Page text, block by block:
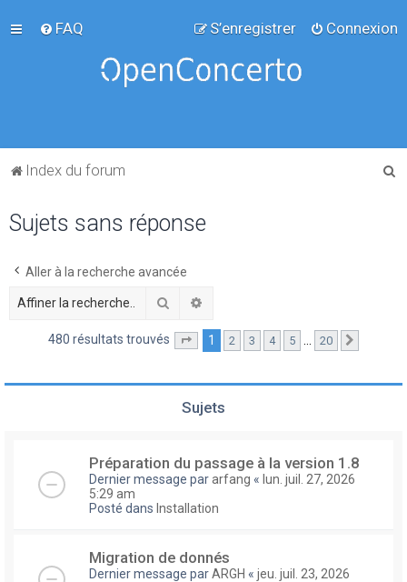
FAQ Connexion
S’enregistrer
Index du forum
Sujets sans réponse
Aller à la recherche avancée
Rechercher
480 résultats trouvés Page sur20
1 2 3 4 5 … 20
Sujets
Préparation du passage à la version 1.8
Dernier message pararfang « lun. juil. 27, 2026
5:29 am
Posté dans Installation
Migration de donnés
Dernier message parARGH « jeu. juil. 23, 2026